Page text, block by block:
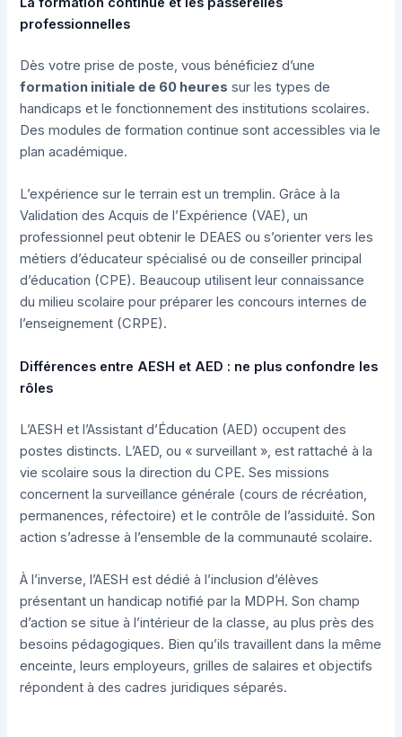
professionnelles
Dès votre prise de poste, vous bénéficiez d’une
formation initiale de 60 heures sur les types de
handicaps et le fonctionnement des institutions scolaires.
Des modules de formation continue sont accessibles via le
plan académique.
L’expérience sur le terrain est un tremplin. Grâce à la
Validation des Acquis de l’Expérience (VAE), un
professionnel peut obtenir le DEAES ou s’orienter vers les
métiers d’éducateur spécialisé ou de conseiller principal
d’éducation (CPE). Beaucoup utilisent leur connaissance
du milieu scolaire pour préparer les concours internes de
l’enseignement (CRPE).
Différences entre AESH et AED : ne plus confondre les
rôles
L’AESH et l’Assistant d’Éducation (AED) occupent des
postes distincts. L’AED, ou « surveillant », est rattaché à la
vie scolaire sous la direction du CPE. Ses missions
concernent la surveillance générale (cours de récréation,
permanences, réfectoire) et le contrôle de l’assiduité. Son
action s’adresse à l’ensemble de la communauté scolaire.
À l’inverse, l’AESH est dédié à l’inclusion d’élèves
présentant un handicap notifié par la MDPH. Son champ
d’action se situe à l’intérieur de la classe, au plus près des
besoins pédagogiques. Bien qu’ils travaillent dans la même
enceinte, leurs employeurs, grilles de salaires et objectifs
répondent à des cadres juridiques séparés.